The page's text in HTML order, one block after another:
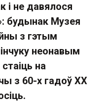
і не давялося
будынак Музея
з гэтым
неонавым
на
з 60-х гадоў ХХ